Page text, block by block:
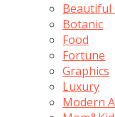
Beautiful
Botanic
Food
Fortune
Graphics
Luxury
Modern